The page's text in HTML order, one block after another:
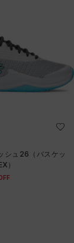
シュ26（バスケッ
）